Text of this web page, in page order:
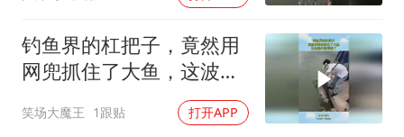
钓鱼界的杠把子，竟然用
网兜抓住了大鱼，这波操
笑场大魔王 1跟贴 打开APP